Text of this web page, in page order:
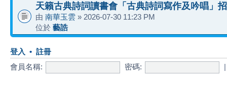
天籟古典詩詞讀書會「古典詩詞寫作及吟唱」
由 南華玉雲 » 2026-07-30 11:23 PM
位於 藝誥
登入 • 註冊
會員名稱: 密碼: